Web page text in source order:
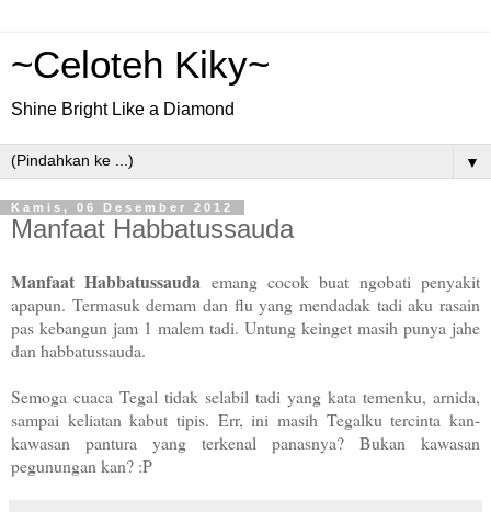
~Celoteh Kiky~
Shine Bright Like a Diamond
▼
Kamis, 06 Desember 2012
Manfaat Habbatussauda
Manfaat Habbatussauda emang cocok buat ngobati penyakit
apapun. Termasuk demam dan flu yang mendadak tadi aku rasain
pas kebangun jam 1 malem tadi. Untung keinget masih punya jahe
dan habbatussauda.
Semoga cuaca Tegal tidak selabil tadi yang kata temenku, arnida,
sampai keliatan kabut tipis. Err, ini masih Tegalku tercinta kan-
kawasan pantura yang terkenal panasnya? Bukan kawasan
pegunungan kan? :P